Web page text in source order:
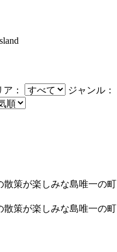
：
ジャンル：
散策が楽しみな島唯一の町
散策が楽しみな島唯一の町